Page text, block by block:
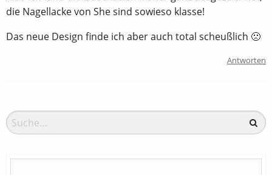
die Nagellacke von She sind sowieso klasse!
Das neue Design finde ich aber auch total scheußlich 🙁
Antworten